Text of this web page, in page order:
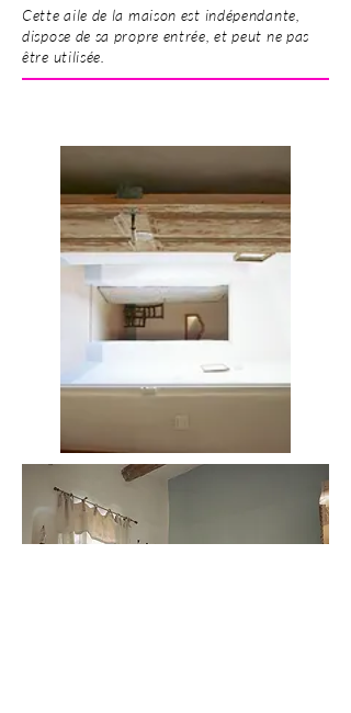
Cette aile de la maison est indépendante,
dispose de sa propre entrée, et peut ne pas
être utilisée.